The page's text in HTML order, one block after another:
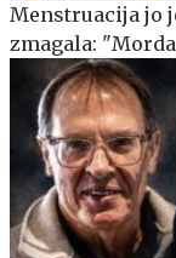
Menstruacija jo
zmagala: